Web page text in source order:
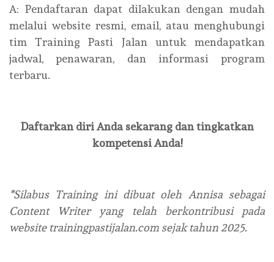
A: Pendaftaran dapat dilakukan dengan mudah
melalui website resmi, email, atau menghubungi
tim Training Pasti Jalan untuk mendapatkan
jadwal, penawaran, dan informasi program
terbaru.
Daftarkan diri Anda sekarang dan tingkatkan
kompetensi Anda!
*Silabus Training ini dibuat oleh Annisa sebagai
Content Writer yang telah berkontribusi pada
website trainingpastijalan.com sejak tahun 2025.